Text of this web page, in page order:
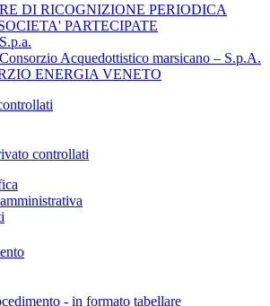
DI RICOGNIZIONE PERIODICA
PARTECIPATE
Acquedottistico marsicano – S.p.A.
ENERGIA VENETO
controllati
- in formato tabellare